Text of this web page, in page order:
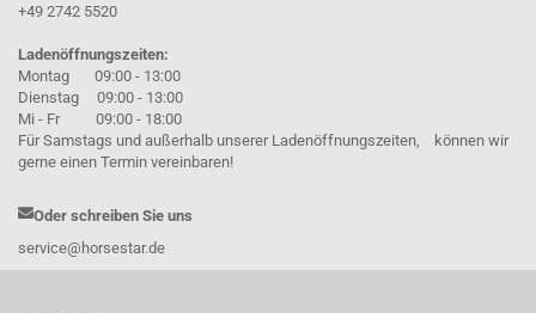
+49 2742 5520
Ladenöffnungszeiten:
Montag 09:00 - 13:00
Dienstag 09:00 - 13:00
Mi - Fr 09:00 - 18:00
Für Samstags und außerhalb unserer Ladenöffnungszeiten, können wir
gerne einen Termin vereinbaren!
Oder schreiben Sie uns
service@horsestar.de